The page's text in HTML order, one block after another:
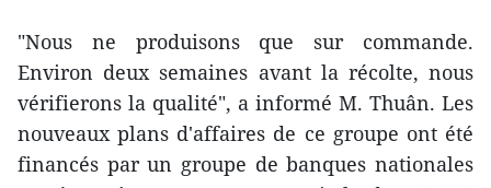
"Nous ne produisons que sur commande.
Environ deux semaines avant la récolte, nous
vérifierons la qualité", a informé M. Thuân. Les
nouveaux plans d'affaires de ce groupe ont été
financés par un groupe de banques nationales